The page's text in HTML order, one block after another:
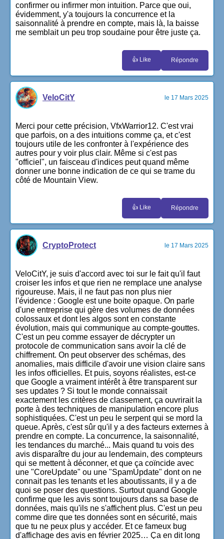
confirmer ou infirmer mon intuition. Parce que oui,
évidemment, y'a toujours la concurrence et la
saisonnalité à prendre en compte, mais là, la baisse
me semblait un peu trop soudaine pour être juste ça.
👍 Like Répondre
VeloCitY le 17 Mars 2025
Merci pour cette précision, VfxWarrior12. C'est vrai
que parfois, on a des intuitions comme ça, et c'est
toujours utile de les confronter à l'expérience des
autres pour y voir plus clair. Même si c'est pas
"officiel", un faisceau d'indices peut quand même
donner une bonne indication de ce qui se trame du
côté de Mountain View.
👍 Like Répondre
CryptoProtect le 17 Mars 2025
VeloCitY, je suis d'accord avec toi sur le fait qu'il faut
croiser les infos et que rien ne remplace une analyse
rigoureuse. Mais, il ne faut pas non plus nier
l'évidence : Google est une boite opaque. On parle
d'une entreprise qui gère des volumes de données
colossaux et dont les algos sont en constante
évolution, mais qui communique au compte-gouttes.
C'est un peu comme essayer de décrypter un
protocole de communication sans avoir la clé de
chiffrement. On peut observer des schémas, des
anomalies, mais difficile d'avoir une vision claire sans
les infos officielles. Et puis, soyons réalistes, est-ce
que Google a vraiment intérêt à être transparent sur
ses updates ? Si tout le monde connaissait
exactement les critères de classement, ça ouvrirait la
porte à des techniques de manipulation encore plus
sophistiquées. C'est un peu le serpent qui se mord la
queue. Après, c'est sûr qu'il y a des facteurs externes à
prendre en compte. La concurrence, la saisonnalité,
les tendances du marché... Mais quand tu vois des
avis disparaître du jour au lendemain, des compteurs
qui se mettent à déconner, et que ça coïncide avec
une "CoreUpdate" ou une "SpamUpdate" dont on ne
connait pas les tenants et les aboutissants, il y a de
quoi se poser des questions. Surtout quand Google
confirme que les avis sont toujours dans sa base de
données, mais qu'ils ne s'affichent plus. C'est un peu
comme dire que tes données sont en sécurité, mais
que tu ne peux plus y accéder. Et ce fameux bug
d'affichage des avis en février 2025… Ça en dit long